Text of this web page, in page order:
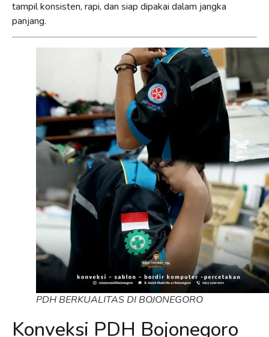
tampil konsisten, rapi, dan siap dipakai dalam jangka
panjang.
PDH BERKUALITAS DI BOJONEGORO
Konveksi PDH Bojonegoro